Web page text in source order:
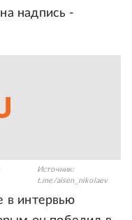
надпись -
Источник:
t.me/aisen_nikolaev
в интервью